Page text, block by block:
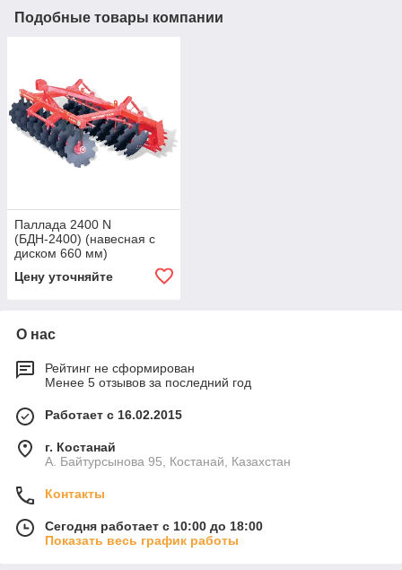
Подобные товары компании
Паллада 2400 N
(БДН-2400) (навесная с
диском 660 мм)
Цену уточняйте
О нас
Рейтинг не сформирован
Менее 5 отзывов за последний год
Работает с 16.02.2015
г. Костанай
А. Байтурсынова 95, Костанай, Казахстан
Контакты
Сегодня работает с 10:00 до 18:00
Показать весь график работы